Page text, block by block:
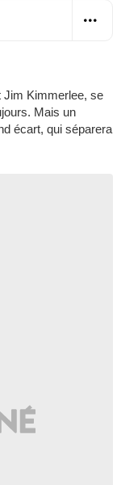
Jim Kimmerlee, se
Mais un
écart, qui séparera